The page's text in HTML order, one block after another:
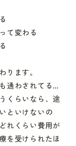
て変わる
ります。
通わされてる…
くらいなら、途
といけないの
れくらい費用が
を受け られたほ